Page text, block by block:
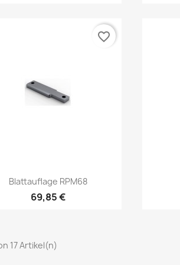
Vorschau
Blattauflage RPM68
69,85 €
favorite_border
17 Artikel(n)